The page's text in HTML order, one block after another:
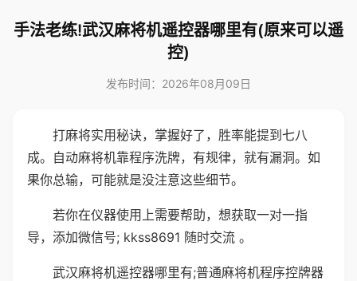
手法老练!武汉麻将机遥控器哪里有(原来可以遥
控)
发布时间：2026年08月09日
打麻将实用秘诀，掌握好了，胜率能提到七八
成。自动麻将机靠程序洗牌，有规律，就有漏洞。如
果你总输，可能就是没注意这些细节。
若你在仪器使用上需要帮助，想获取一对一指
导，添加微信号; kkss8691 随时交流 。
武汉麻将机遥控器哪里有;普通麻将机程序控牌器